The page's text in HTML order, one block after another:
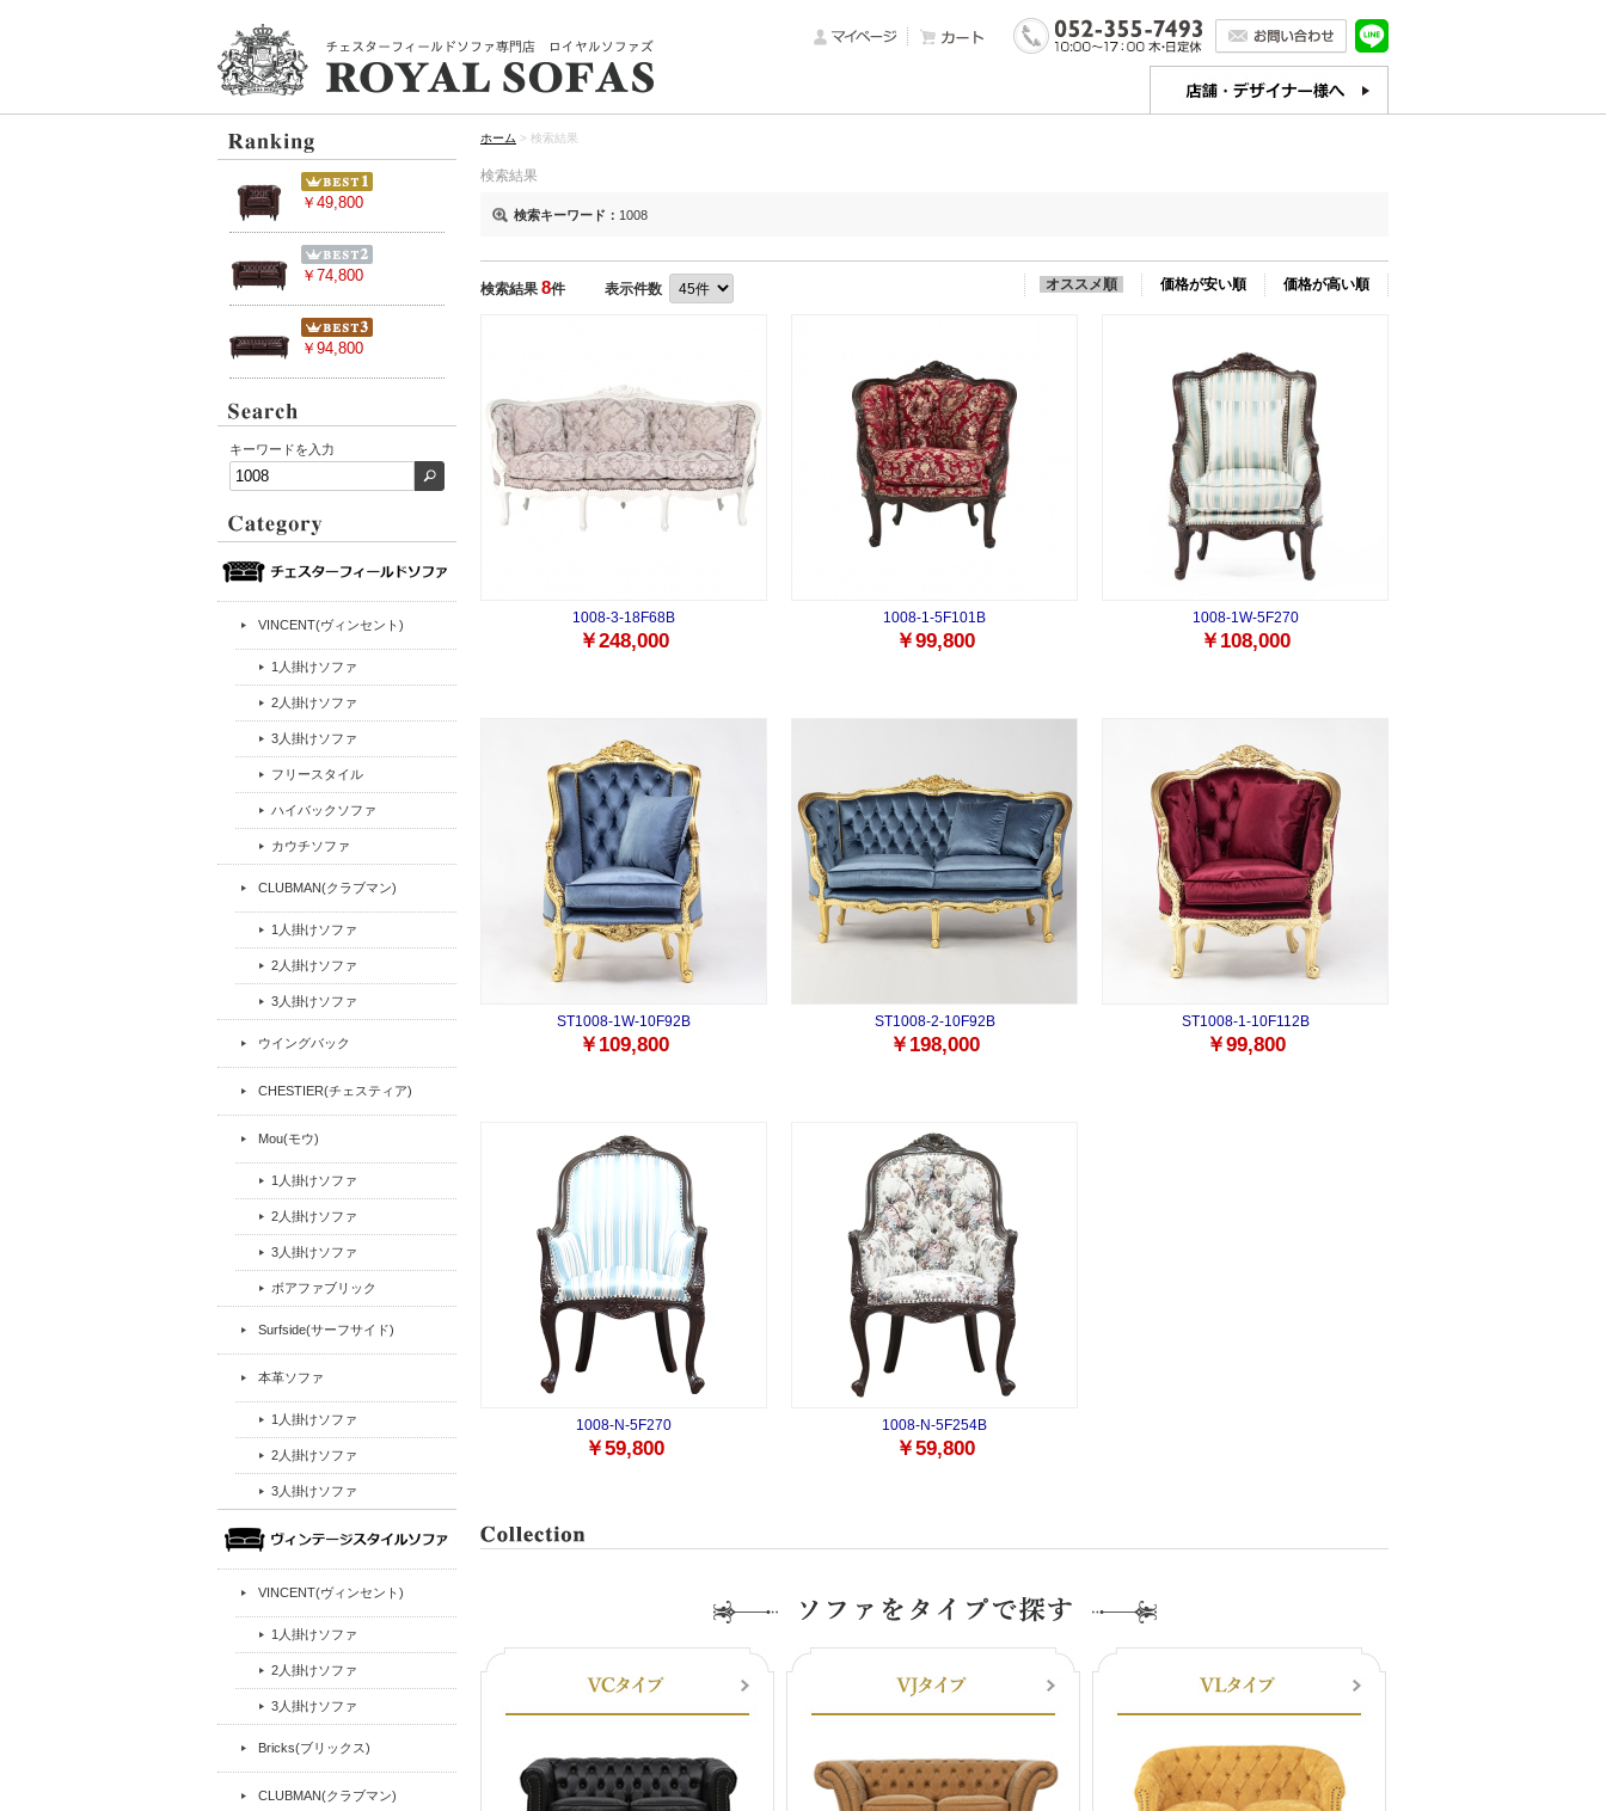
￥49,800
￥74,800
￥94,800
キーワードを入力
VINCENT(ヴィンセント)
1人掛けソファ
2人掛けソファ
3人掛けソファ
フリースタイル
ハイバックソファ
カウチソファ
CLUBMAN(クラブマン)
1人掛けソファ
2人掛けソファ
3人掛けソファ
ウイングバック
CHESTIER(チェスティア)
Mou(モウ)
1人掛けソファ
2人掛けソファ
3人掛けソファ
ボアファブリック
Surfside(サーフサイド)
本革ソファ
1人掛けソファ
2人掛けソファ
3人掛けソファ
VINCENT(ヴィンセント)
1人掛けソファ
2人掛けソファ
3人掛けソファ
Bricks(ブリックス)
CLUBMAN(クラブマン)
ホーム > 検索結果
検索結果
検索キーワード： 1008
検索結果 8件 表示件数 オススメ順 価格が安い順 価格が高い順
1008-3-18F68B
￥248,000
1008-1-5F101B
￥99,800
1008-1W-5F270
￥108,000
ST1008-1W-10F92B
￥109,800
ST1008-2-10F92B
￥198,000
ST1008-1-10F112B
￥99,800
1008-N-5F270
￥59,800
1008-N-5F254B
￥59,800